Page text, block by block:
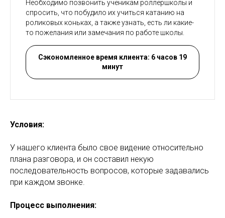
Необходимо позвонить ученикам роллершколы и
спросить, что побудило их учиться катанию на
роликовых коньках, а также узнать, есть ли какие-
то пожелания или замечания по работе школы.
Сэкономленное время клиента: 6 часов 19
минут
Условия:
У нашего клиента было свое видение относительно
плана разговора, и он составил некую
последовательность вопросов, которые задавались
при каждом звонке.
Процесс выполнения: